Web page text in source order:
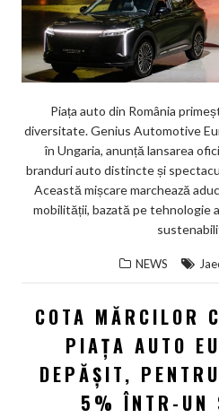
Piața auto din România
diversitate. Genius Automotive
în Ungaria, anunță lansarea
branduri auto distincte și
Această mișcare marchează
mobilității, bazată pe tehnologie
NEWS
COTA MĂRCILOR
PIAȚA AUTO
DEPĂȘIT,
5% ÎNTR-UN